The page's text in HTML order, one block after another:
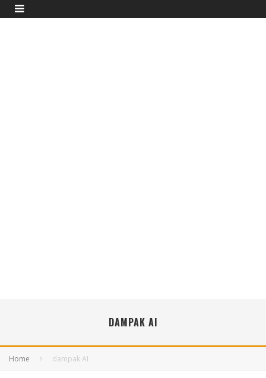
DAMPAK AI
Home dampak AI